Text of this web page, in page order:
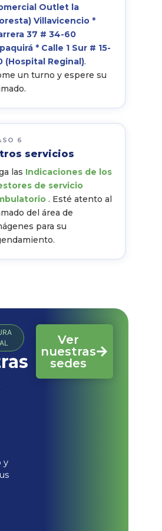
Outlet la
Villavicencio *
37 # 34-60
* Calle 1 Sur # 15-
(Hospital Reginal).
un turno y espere su
6
servicios
las Indicaciones de los
de servicio
. Esté atento al
del área de
para su
y
Ver
nuestras
sedes